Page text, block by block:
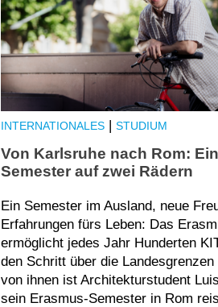
INTERNATIONALES| STUDIUM
Von Karlsruhe nach Rom:
Semester auf zwei Rädern
Ein Semester im Ausland, neue
Erfahrungen fürs Leben: Das
ermöglicht jedes Jahr Hunderten
den Schritt über die
von ihnen ist Architekturstudent
sein Erasmus-Semester in Rom